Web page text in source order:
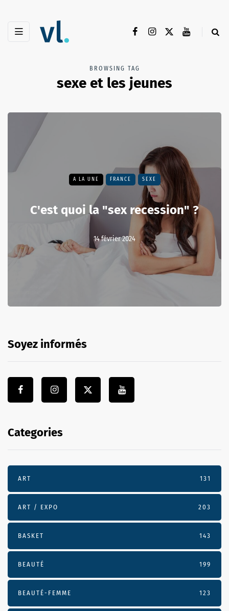
BROWSING TAG
sexe et les jeunes
A LA UNE FRANCE SEXE
C'est quoi la "sex recession" ?
14 février 2024
Soyez informés
Categories
ART 131
ART / EXPO 203
BASKET 143
BEAUTÉ 199
BEAUTÉ-FEMME 123